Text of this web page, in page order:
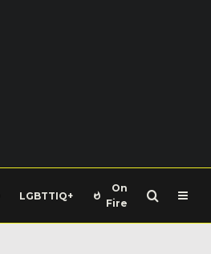
LGBTTIQ+
On
Fire